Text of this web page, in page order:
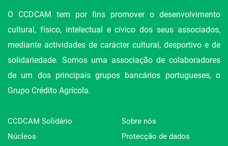
O CCDCAM tem por fins promover o desenvolvimento
cultural, físico, intelectual e cívico dos seus associados,
mediante actividades de carácter cultural, desportivo e de
solidariedade. Somos uma associação de colaboradores
de um dos principais grupos bancários portugueses, o
Grupo Crédito Agrícola.
CCDCAM Solidário
Núcleos
Sobre nós
Protecção de dados